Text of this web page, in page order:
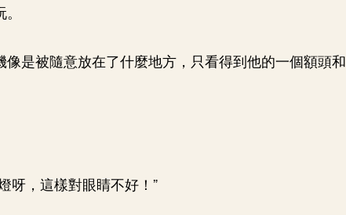
是被隨意放在了什麼地方，只看得到他的一個額頭和
呀，這樣對眼睛不好！”